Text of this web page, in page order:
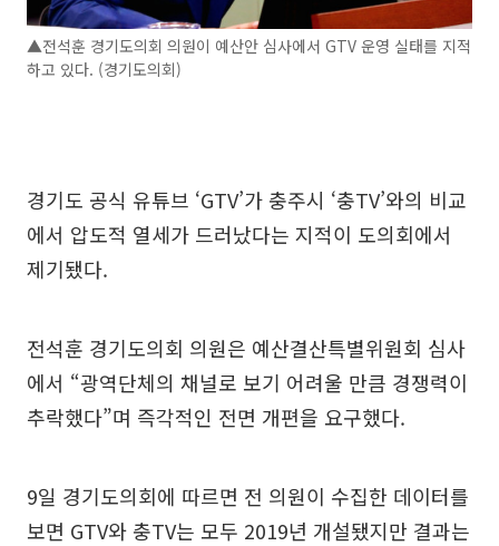
▲전석훈 경기도의회 의원이 예산안 심사에서 GTV 운영 실태를 지적
하고 있다. (경기도의회)
경기도 공식 유튜브 ‘GTV’가 충주시 ‘충TV’와의 비교
에서 압도적 열세가 드러났다는 지적이 도의회에서
제기됐다.
전석훈 경기도의회 의원은 예산결산특별위원회 심사
에서 “광역단체의 채널로 보기 어려울 만큼 경쟁력이
추락했다”며 즉각적인 전면 개편을 요구했다.
9일 경기도의회에 따르면 전 의원이 수집한 데이터를
보면 GTV와 충TV는 모두 2019년 개설됐지만 결과는